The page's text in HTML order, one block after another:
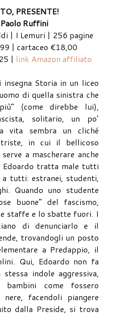
PRESENTE!
Ruffini
| I Lemuri | 256 pagine
| cartaceo €18,00
| link Amazon affiliato
insegna Storia in un liceo
di quella sinistra che
(come direbbe lui),
solitario, un po’
vita sembra un cliché
in cui il bellicoso
a mascherare anche
Edoardo tratta male tutti
tutti: estranei, studenti,
Quando uno studente
buone” del fascismo,
staffe e lo sbatte fuori. I
di denunciarlo e il
trovandogli un posto
a Predappio, il
Qui, Edoardo non fa
indole aggressiva,
bambini come fossero
nere, facendoli piangere
dalla Preside, si trova